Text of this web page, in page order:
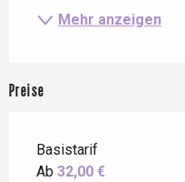
Mehr anzeigen
Preise
Basistarif
Ab 32,00 €